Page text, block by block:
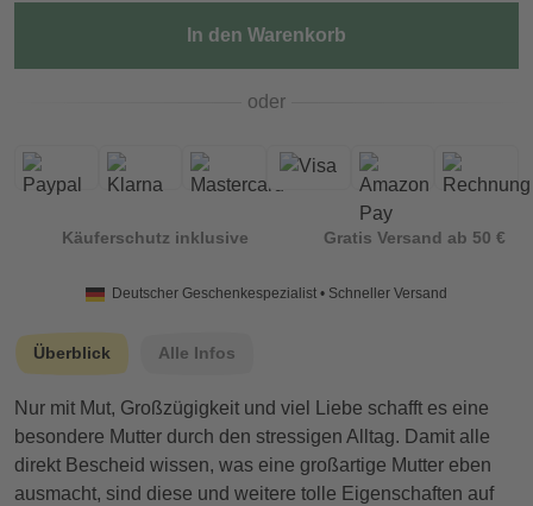
In den Warenkorb
oder
Käuferschutz inklusive Gratis Versand ab 50 €
Deutscher Geschenkespezialist • Schneller Versand
Überblick Alle Infos
Nur mit Mut, Großzügigkeit und viel Liebe schafft es eine
besondere Mutter durch den stressigen Alltag. Damit alle
direkt Bescheid wissen, was eine großartige Mutter eben
ausmacht, sind diese und weitere tolle Eigenschaften auf